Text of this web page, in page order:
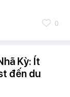
0
Kỳ: Ít
đến du